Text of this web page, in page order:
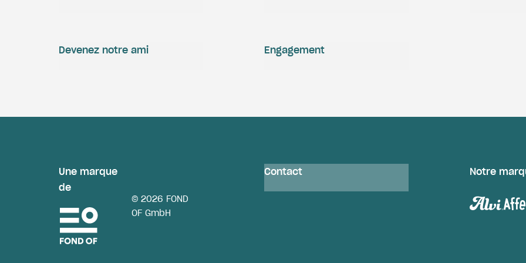
Engagement
Devenez notre ami
Une marque
de
© 2026 FOND
OF GmbH
Contact Notre